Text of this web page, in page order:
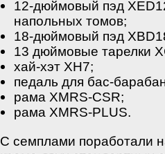
12-дюймовый пэд
напольных томов;
18-дюймовый пэд
13 дюймовые тарелки
хай-хэт XH7;
педаль для бас-
рама XMRS-CSR;
рама XMRS-PLUS.
С семплами поработали